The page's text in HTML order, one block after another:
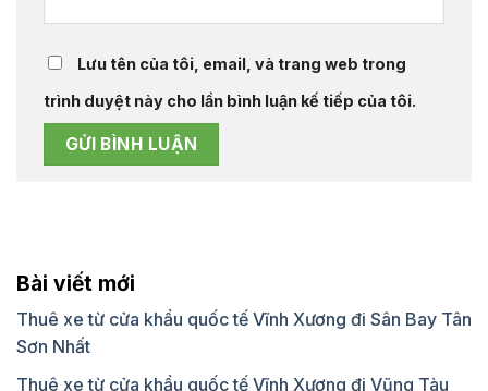
Lưu tên của tôi, email, và trang web trong
trình duyệt này cho lần bình luận kế tiếp của tôi.
Bài viết mới
Thuê xe từ cửa khẩu quốc tế Vĩnh Xương đi Sân Bay Tân
Sơn Nhất
Thuê xe từ cửa khẩu quốc tế Vĩnh Xương đi Vũng Tàu